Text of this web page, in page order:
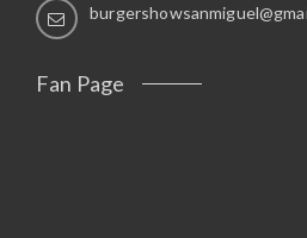
Fan Page